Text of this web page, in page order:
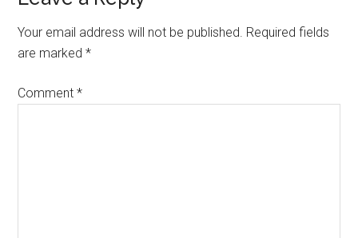
Interactions
Your email address will not be published. Required fields
are marked*
Comment*